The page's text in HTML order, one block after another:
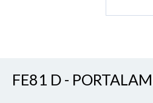
FE81 D -